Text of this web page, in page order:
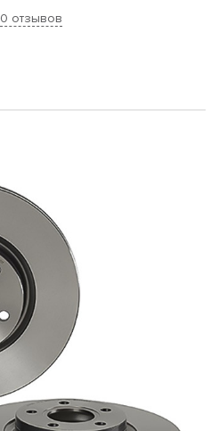
0 отзывов